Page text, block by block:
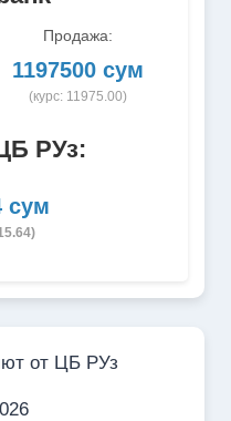
Продажа:
1197500 сум
(курс: 11975.00)
РУз:
сум
от ЦБ РУз